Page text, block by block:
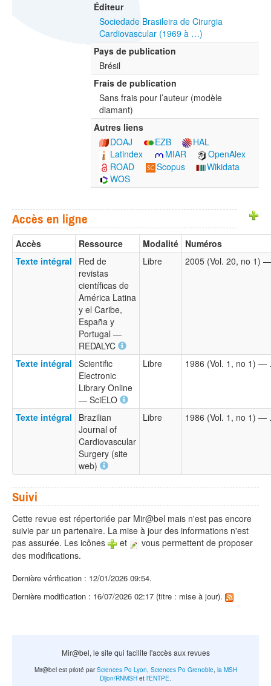
Éditeur
Sociedade Brasileira de Cirurgia
Cardiovascular (1969 à …)
Pays de publication
Brésil
Frais de publication
Sans frais pour l’auteur (modèle
diamant)
Autres liens
DOAJ
EZB
HAL
Latindex
MIAR
OpenAlex
ROAD
Scopus
Wikidata
WOS
Accès en ligne
Accès Ressource Modalité Numéros
Texte intégral
Red de
revistas
científicas de
América Latina
y el Caribe,
España y
Portugal —
REDALYC
Libre 2005 (Vol. 20, no 1)
Texte intégral Scientific
Electronic
Library Online
— SciELO
Libre 1986 (Vol. 1, no 1)
Texte intégral
Brazilian
Journal of
Cardiovascular
Surgery (site
web)
Libre 1986 (Vol. 1, no 1)
Suivi
Cette revue est répertoriée par Mir@bel mais n'est pas encore
suivie par un partenaire. La mise à jour des informations n'est
pas assurée. Les icônes
et
vous permettent de proposer
des modifications.
Dernière vérification : 12/01/2026 09:54.
Dernière modification : 16/07/2026 02:17 (titre : mise à jour).
Mir@bel, le site qui facilite l'accès aux revues
Mir@bel est piloté parSciences Po Lyon Sciences Po Grenoble, la MSH
Dijon/RNMSH et l'ENTPE